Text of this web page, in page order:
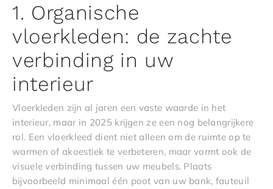
1. Organische
vloerkleden: de zachte
verbinding in uw
interieur
Vloerkleden zijn al jaren een vaste waarde in het
interieur, maar in 2025 krijgen ze een nog belangrijkere
rol. Een vloerkleed dient niet alleen om de ruimte op te
warmen of akoestiek te verbeteren, maar vormt ook de
visuele verbinding tussen uw meubels. Plaats
bijvoorbeeld minimaal één poot van uw bank, fauteuil